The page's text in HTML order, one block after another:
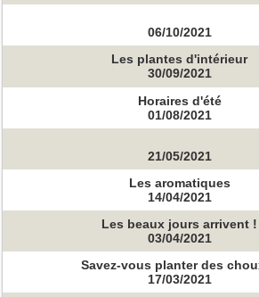
06/10/2021
Les plantes d'intérieur
30/09/2021
Horaires d'été
01/08/2021
21/05/2021
Les aromatiques
14/04/2021
Les beaux jours arrivent !
03/04/2021
Savez-vous planter des
17/03/2021